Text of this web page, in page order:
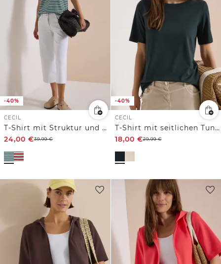
-40%
CECIL
T-Shirt mit Struktur und Streifen
24,00 €39,99€
-40%
CECIL
T-Shirt mit seitlichen Tunnelzügen
18,00 €29,99€